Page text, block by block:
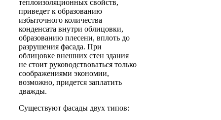
теплоизоляционных свойств,
приведет к образованию
избыточного количества
конденсата внутри облицовки,
образованию плесени, вплоть до
разрушения фасада. При
облицовке внешних стен здания
не стоит руководствоваться только
соображениями экономии,
возможно, придется заплатить
дважды.
Существуют фасады двух типов: